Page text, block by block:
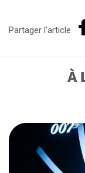
Partager l'article
À